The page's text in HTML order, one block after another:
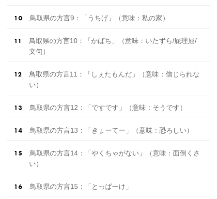
鳥取県の方言9：「うちげ」（意味：私の家）
鳥取県の方言10：「かばち」（意味：いたずら/屁理屈/
文句）
鳥取県の方言11：「しぇたもんだ」（意味：信じられな
い）
鳥取県の方言12：「ですです」（意味：そうです）
鳥取県の方言13：「きょーてー」（意味：恐ろしい）
鳥取県の方言14：「やくちゃがない」（意味：面倒くさ
い）
鳥取県の方言15：「とっぱーけ」